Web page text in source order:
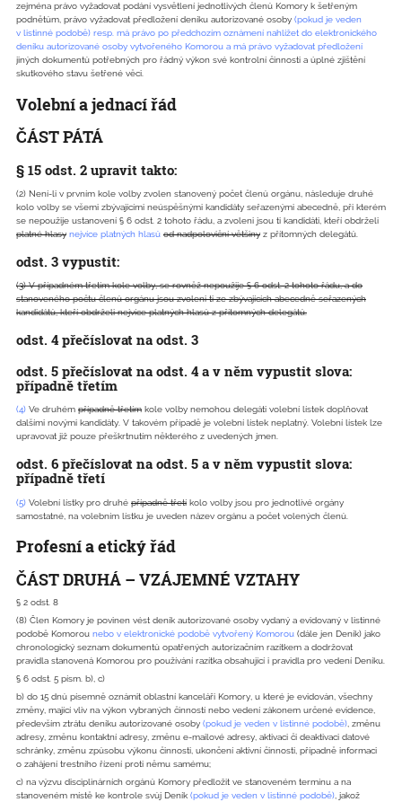
zejména právo vyžadovat podání vysvětlení jednotlivých členů Komory k šetřeným
podnětům, právo vyžadovat předložení deníku autorizované osoby (pokud je veden
v listinné podobě) resp. má právo po předchozím oznámení nahlížet do elektronického
deníku autorizované osoby vytvořeného Komorou a má právo vyžadovat předložení
jiných dokumentů potřebných pro řádný výkon své kontrolní činnosti a úplné zjištění
skutkového stavu šetřené věci.
Volební a jednací řád
ČÁST PÁTÁ
§ 15 odst. 2 upravit takto:
(2) Není-li v prvním kole volby zvolen stanovený počet členů orgánu, následuje druhé
kolo volby se všemi zbývajícími neúspěšnými kandidáty seřazenými abecedně, při kterém
se nepoužije ustanovení § 6 odst. 2 tohoto řádu, a zvoleni jsou ti kandidáti, kteří obdrželi
platné hlasy nejvíce platných hlasů od nadpoloviční většiny z přítomných delegátů.
odst. 3 vypustit:
(3) V případném třetím kole volby, se rovněž nepoužije § 6 odst. 2 tohoto řádu, a do
stanoveného počtu členů orgánu jsou zvoleni ti ze zbývajících abecedně seřazených
kandidátů, kteří obdrželi nejvíce platných hlasů z přítomných delegátů.
odst. 4 přečíslovat na odst. 3
odst. 5 přečíslovat na odst. 4 a v něm vypustit slova:
případně třetím
(4) Ve druhém případně třetím kole volby nemohou delegáti volební lístek doplňovat
dalšími novými kandidáty. V takovém případě je volební lístek neplatný. Volební lístek lze
upravovat již pouze přeškrtnutím některého z uvedených jmen.
odst. 6 přečíslovat na odst. 5 a v něm vypustit slova:
případně třetí
(5) Volební lístky pro druhé případně třetí kolo volby jsou pro jednotlivé orgány
samostatné, na volebním lístku je uveden název orgánu a počet volených členů.
Profesní a etický řád
ČÁST DRUHÁ – VZÁJEMNÉ VZTAHY
§ 2 odst. 8
(8) Člen Komory je povinen vést deník autorizované osoby vydaný a evidovaný v listinné
podobě Komorou nebo v elektronické podobě vytvořený Komorou (dále jen Deník) jako
chronologický seznam dokumentů opatřených autorizačním razítkem a dodržovat
pravidla stanovená Komorou pro používání razítka obsahující i pravidla pro vedení Deníku.
§ 6 odst. 5 písm. b), c)
b) do 15 dnů písemně oznámit oblastní kanceláři Komory, u které je evidován, všechny
změny, mající vliv na výkon vybraných činností nebo vedení zákonem určené evidence,
především ztrátu deníku autorizované osoby (pokud je veden v listinné podobě), změnu
adresy, změnu kontaktní adresy, změnu e-mailové adresy, aktivaci či deaktivaci datové
schránky, změnu způsobu výkonu činnosti, ukončení aktivní činnosti, případně informaci
o zahájení trestního řízení proti němu samému;
c) na výzvu disciplinárních orgánů Komory předložit ve stanoveném termínu a na
stanoveném místě ke kontrole svůj Deník (pokud je veden v listinné podobě), jakož